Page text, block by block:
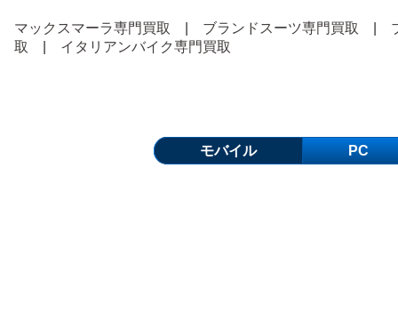
マックスマーラ専門買取 ブランドスーツ専門買取
取
イタリアンバイク専門買取
モバイル PC